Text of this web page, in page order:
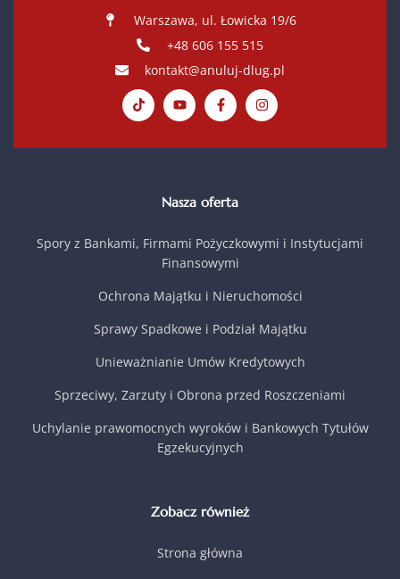
Warszawa, ul. Łowicka 19/6
+48 606 155 515
kontakt@anuluj-dlug.pl
Nasza oferta
Spory z Bankami, Firmami Pożyczkowymi i Instytucjami
Finansowymi
Ochrona Majątku i Nieruchomości
Sprawy Spadkowe i Podział Majątku
Unieważnianie Umów Kredytowych
Sprzeciwy, Zarzuty i Obrona przed Roszczeniami
Uchylanie prawomocnych wyroków i Bankowych Tytułów
Egzekucyjnych
Zobacz również
Strona główna